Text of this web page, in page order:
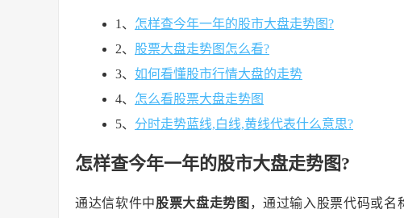
1、 怎样查今年一年的股市大盘走势图?
2、 股票大盘走势图怎么看?
3、 如何看懂股市行情大盘的走势
4、 怎么看股票大盘走势图
5、 分时走势蓝线,白线,黄线代表什么意思?
怎样查今年一年的股市大盘走势图?
通达信软件中股票大盘走势图 ，通过输入股票代码或名